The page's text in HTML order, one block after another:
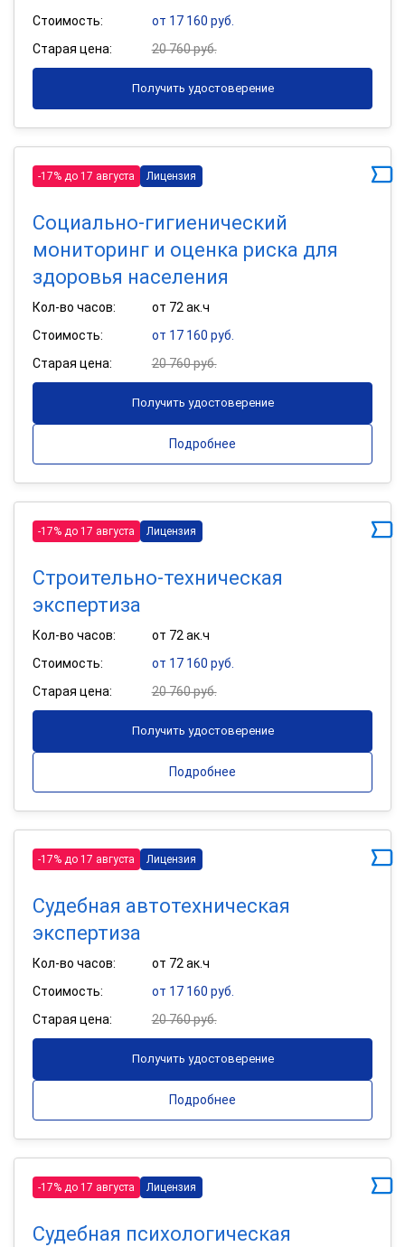
Стоимость:
от 17 160 руб.
Старая цена:
20 760 руб.
Получить удостоверение
-17% до 17 августа Лицензия
Социально-гигиенический
мониторинг и оценка риска для
здоровья населения
Кол-во часов:
от 72 ак.ч
Стоимость:
от 17 160 руб.
Старая цена:
20 760 руб.
Получить удостоверение
Подробнее
-17% до 17 августа Лицензия
Строительно-техническая
экспертиза
Кол-во часов:
от 72 ак.ч
Стоимость:
от 17 160 руб.
Старая цена:
20 760 руб.
Получить удостоверение
Подробнее
-17% до 17 августа Лицензия
Судебная автотехническая
экспертиза
Кол-во часов:
от 72 ак.ч
Стоимость:
от 17 160 руб.
Старая цена:
20 760 руб.
Получить удостоверение
Подробнее
-17% до 17 августа Лицензия
Судебная психологическая